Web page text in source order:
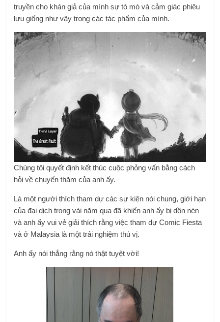
truyền cho khán giả của mình sự tò mò và cảm giác phiêu
lưu giống như vậy trong các tác phẩm của mình.
Chúng tôi quyết định kết thúc cuộc phỏng vấn bằng cách
hỏi về chuyến thăm của anh ấy.
Là một người thích tham dự các sự kiện nói chung, giới hạn
của đại dịch trong vài năm qua đã khiến anh ấy bị dồn nén
và anh ấy vui vẻ giải thích rằng việc tham dự Comic Fiesta
và ở Malaysia là một trải nghiệm thú vị.
Anh ấy nói thẳng rằng nó thật tuyệt vời!